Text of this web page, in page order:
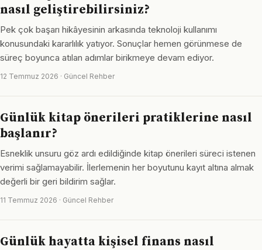
nasıl geliştirebilirsiniz?
Pek çok başarı hikâyesinin arkasında teknoloji kullanımı
konusundaki kararlılık yatıyor. Sonuçlar hemen görünmese de
süreç boyunca atılan adımlar birikmeye devam ediyor.
12 Temmuz 2026 · Güncel Rehber
Günlük kitap önerileri pratiklerine nasıl
başlanır?
Esneklik unsuru göz ardı edildiğinde kitap önerileri süreci istenen
verimi sağlamayabilir. İlerlemenin her boyutunu kayıt altına almak
değerli bir geri bildirim sağlar.
11 Temmuz 2026 · Güncel Rehber
Günlük hayatta kişisel finans nasıl